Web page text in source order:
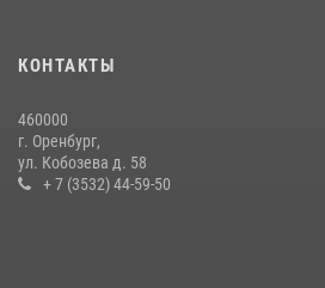
День образования финансово-
06 июля 2026, 14:45
КОНТАКТЫ
460000
г. Оренбург,
ул. Кобозева д. 58
+ 7 (3532) 44-59-50